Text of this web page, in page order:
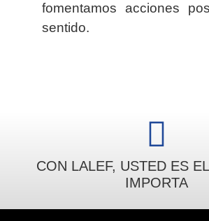
fomentamos acciones
sentido.
CON LALEF, USTED ES
IMPORTA